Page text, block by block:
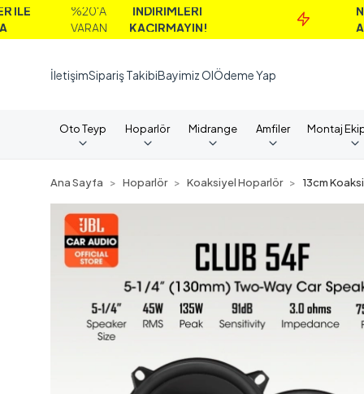
%20'A
İNDİRİMLERİ
KAÇIRMAYIN!
İletişimSipariş TakibiBayimiz OlÖdeme Yap
Oto Teyp Hoparlör Midrange Amfiler Montaj
Ana Sayfa Hoparlör Koaksiyel Hoparlör 13cm